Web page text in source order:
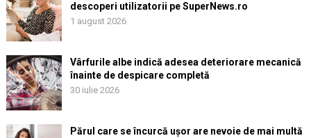
descoperi utilizatorii pe SuperNews.ro
1 august 2026
Vârfurile albe indică adesea deteriorare mecanică
înainte de despicare completă
30 iulie 2026
Părul care se încurcă ușor are nevoie de mai multă